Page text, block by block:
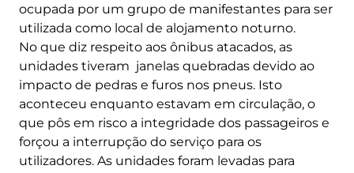
ocupada por um grupo de manifestantes para ser
utilizada como local de alojamento noturno.
No que diz respeito aos ônibus atacados, as
unidades tiveram janelas quebradas devido ao
impacto de pedras e furos nos pneus. Isto
aconteceu enquanto estavam em circulação, o
que pôs em risco a integridade dos passageiros e
forçou a interrupção do serviço para os
utilizadores. As unidades foram levadas para